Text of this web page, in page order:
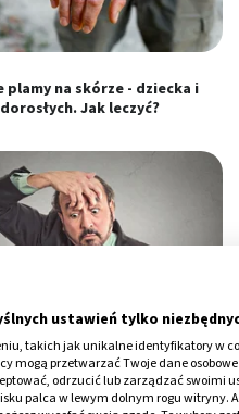
plamy na skórze - dziecka i
dorosłych. Jak leczyć?
powieka: przyczyny i
Jak wygląda zabieg?
ustawień tylko
takich jak unikalne identyfikatory w
mogą przetwarzać Twoje dane
odrzucić lub zarządzać swoimi
palca w lewym dolnym rogu witryny.